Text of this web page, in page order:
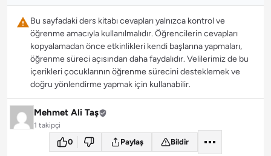
Bu sayfadaki ders kitabı cevapları yalnızca kontrol ve
öğrenme amacıyla kullanılmalıdır. Öğrencilerin cevapları
kopyalamadan önce etkinlikleri kendi başlarına yapmaları,
öğrenme süreci açısından daha faydalıdır. Velilerimiz de bu
içerikleri çocuklarının öğrenme sürecini desteklemek ve
doğru yönlendirme yapmak için kullanabilir.
Mehmet Ali Taş
1 takipçi
0 Paylaş Bildir